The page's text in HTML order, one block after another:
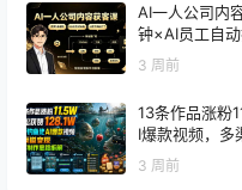
AI一人公司内
钟×AI员工自
3 周前
13条作品涨粉
I爆款视频，多
3 周前